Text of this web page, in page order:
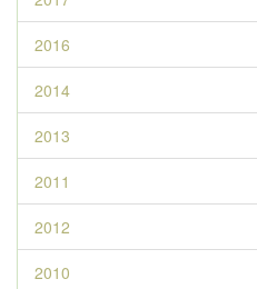
2016
2014
2013
2011
2012
2010